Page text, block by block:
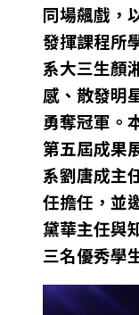
同場飆戲，
發揮課程所
系大三生顏
感、散發明
勇奪冠軍。
第五屆成果
系劉唐成主
任擔任，並
黛華主任與
三名優秀學